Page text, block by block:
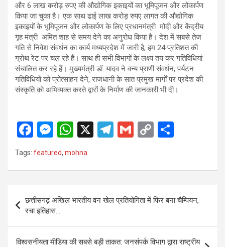
और 6 लाख करोड़ रुपए की औद्योगिक इकाइयों का भूमिपूजन और लोकार्पण
किया जा चुका है। एक साथ ढाई लाख करोड़ रुपए लागत की औद्योगिक
इकाइयों के भूमिपूजन और लोकार्पण के लिए प्रधानमंत्री मोदी और केंद्रीय
गृह मंत्री अमित शाह से समय देने का अनुरोध किया है। देश में सबसे तेज
गति से निवेश संवर्धन का कार्य मध्यप्रदेश में जारी है, हम 24 प्रतिशत की
ग्रोथ रेट पर चल रहे हैं। साथ ही सभी विभागों के लक्ष्य तय कर गतिविधियां
संचालित कर रहे हैं। मुख्यमंत्री डॉ. यादव ने वन्य प्राणी संवर्धन, पर्यटन
गतिविधियों को प्रोत्साहन देने, राजधानी के सात प्रमुख मार्गों पर प्रदेश की
संस्कृति को अभिव्यक्त करते द्वारों के निर्माण की जानकारी भी दी।
F
a
ce
o
o
k
M
es
se
g
er
W
h
at
A
p
X
T
a
m
G
C
n
Tags: featured, mohna
navigation
छत्तीसगढ़ अखिल भारतीय वन खेल प्रतियोगिता में फिर बना चैम्पियन,
रचा इतिहास….
विश्वसनीयता मीडिया की सबसे बड़ी ताकत: जनसंपर्क विभाग द्वारा राष्ट्रीय